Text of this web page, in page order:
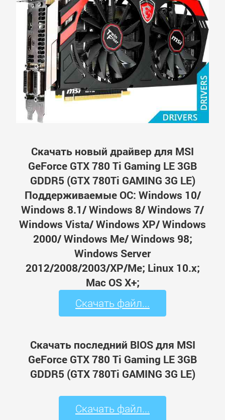
Скачать новый драйвер для MSI
GeForce GTX 780 Ti Gaming LE 3GB
GDDR5 (GTX 780Ti GAMING 3G LE)
Поддерживаемые ОС: Windows 10/
Windows 8.1/ Windows 8/ Windows 7/
Windows Vista/ Windows XP/ Windows
2000/ Windows Me/ Windows 98;
Windows Server
2012/2008/2003/XP/Me; Linux 10.x;
Mac OS X+;
Скачать файл...
Скачать последний BIOS для MSI
GeForce GTX 780 Ti Gaming LE 3GB
GDDR5 (GTX 780Ti GAMING 3G LE)
Скачать файл...